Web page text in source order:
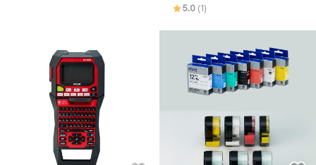
5.0 (1)